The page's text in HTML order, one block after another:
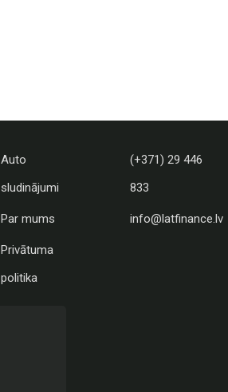
Auto
sludinājumi
(+371) 29 446
833
Par mums info@latfinance.lv
Privātuma
politika